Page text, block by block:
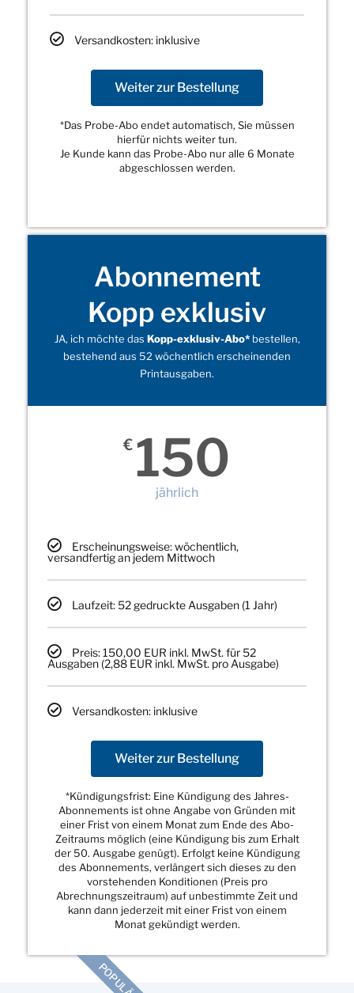
Versandkosten: inklusive
Weiter zur Bestellung
*Das Probe-Abo endet automatisch, Sie müssen
hierfür nichts weiter tun.
Je Kunde kann das Probe-Abo nur alle 6 Monate
abgeschlossen werden.
Abonnement
Kopp exklusiv
JA, ich möchte das Kopp-exklusiv-Abo*bestellen,
bestehend aus 52 wöchentlich erscheinenden
Printausgaben.
€ 150
jährlich
Erscheinungsweise: wöchentlich,
versandfertig an jedem Mittwoch
Laufzeit: 52 gedruckte Ausgaben (1 Jahr)
Preis: 150,00 EUR inkl. MwSt. für 52
Ausgaben (2,88 EUR inkl. MwSt. pro Ausgabe)
Versandkosten: inklusive
Weiter zur Bestellung
*Kündigungsfrist: Eine Kündigung des Jahres-
Abonnements ist ohne Angabe von Gründen mit
einer Frist von einem Monat zum Ende des Abo-
Zeitraums möglich (eine Kündigung bis zum Erhalt
der 50. Ausgabe genügt). Erfolgt keine Kündigung
des Abonnements, verlängert sich dieses zu den
vorstehenden Konditionen (Preis pro
Abrechnungszeitraum) auf unbestimmte Zeit und
kann dann jederzeit mit einer Frist von einem
Monat gekündigt werden.
POPULÄR